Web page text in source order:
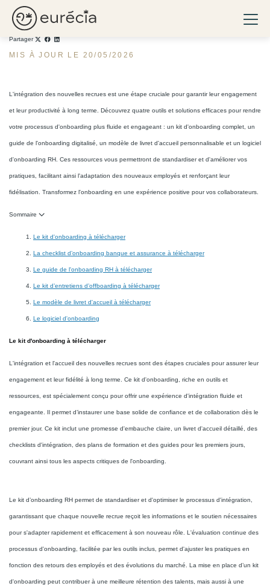
Eurécia
Outils gratuits pour
Partager
MIS À JOUR LE 20/05/2026
L'intégration des nouvelles recrues est une étape cruciale pour garantir leur engagement
et leur productivité à long terme. Découvrez quatre outils et solutions efficaces pour rendre
votre processus d'onboarding plus fluide et engageant : un kit d'onboarding complet, un
guide de l'onboarding digitalisé, un modèle de livret d'accueil personnalisable et un logiciel
d'onboarding RH. Ces ressources vous permettront de standardiser et d'améliorer vos
pratiques, facilitant ainsi l'adaptation des nouveaux employés et renforçant leur
fidélisation. Transformez l'onboarding en une expérience positive pour vos collaborateurs.
Sommaire
Le kit d'onboarding à télécharger
La checklist d’onboarding banque et assurance à télécharger
Le guide de l'onboarding RH à télécharger
Le kit d’entretiens d’offboarding à télécharger
Le modèle de livret d'accueil à télécharger
Le logiciel d'onboarding
Le kit d'onboarding à télécharger
L'intégration et l'accueil des nouvelles recrues sont des étapes cruciales pour assurer leur
engagement et leur fidélité à long terme. Ce kit d'onboarding, riche en outils et
ressources, est spécialement conçu pour offrir une expérience d'intégration fluide et
engageante. Il permet d’instaurer une base solide de confiance et de collaboration dès le
premier jour. Ce kit inclut une promesse d'embauche claire, un livret d'accueil détaillé, des
checklists d'intégration, des plans de formation et des guides pour les premiers jours,
couvrant ainsi tous les aspects critiques de l'onboarding.
Le kit d’onboarding RH permet de standardiser et d'optimiser le processus d'intégration,
garantissant que chaque nouvelle recrue reçoit les informations et le soutien nécessaires
pour s'adapter rapidement et efficacement à son nouveau rôle. L'évaluation continue des
processus d'onboarding, facilitée par les outils inclus, permet d'ajuster les pratiques en
fonction des retours des employés et des évolutions du marché. La mise en place d’un kit
d'onboarding peut contribuer à une meilleure rétention des talents, mais aussi à une